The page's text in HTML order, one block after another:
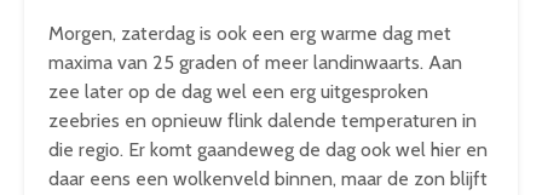
Morgen, zaterdag is ook een erg warme dag met
maxima van 25 graden of meer landinwaarts. Aan
zee later op de dag wel een erg uitgesproken
zeebries en opnieuw flink dalende temperaturen in
die regio. Er komt gaandeweg de dag ook wel hier en
daar eens een wolkenveld binnen, maar de zon blijft